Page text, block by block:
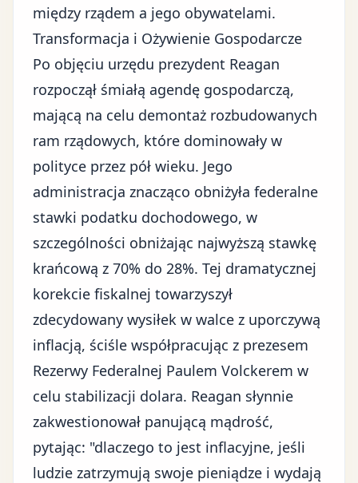
między rządem a jego obywatelami.
Transformacja i Ożywienie Gospodarcze
Po objęciu urzędu prezydent Reagan
rozpoczął śmiałą agendę gospodarczą,
mającą na celu demontaż rozbudowanych
ram rządowych, które dominowały w
polityce przez pół wieku. Jego
administracja znacząco obniżyła federalne
stawki podatku dochodowego, w
szczególności obniżając najwyższą stawkę
krańcową z 70% do 28%. Tej dramatycznej
korekcie fiskalnej towarzyszył
zdecydowany wysiłek w walce z uporczywą
inflacją, ściśle współpracując z prezesem
Rezerwy Federalnej Paulem Volckerem w
celu stabilizacji dolara. Reagan słynnie
zakwestionował panującą mądrość,
pytając: "dlaczego to jest inflacyjne, jeśli
ludzie zatrzymują swoje pieniądze i wydają